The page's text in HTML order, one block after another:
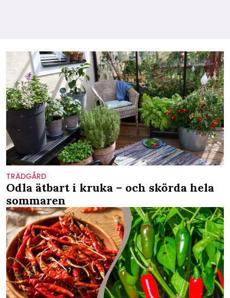
TRÄDGÅRD
Odla ätbart i kruka – och skörda hela
sommaren